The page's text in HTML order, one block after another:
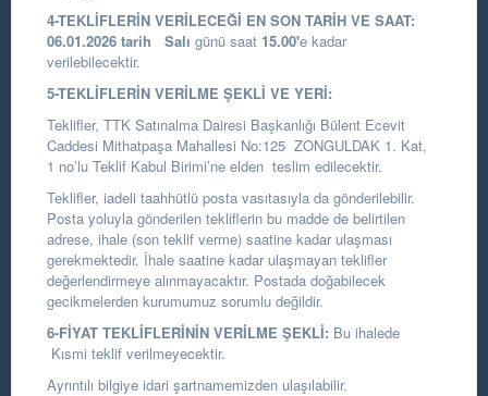
4-TEKLİFLERİN VERİLECEĞİ EN SON TARİH VE SAAT:
06.01.2026 tarih Salı günü saat 15.00'e kadar
verilebilecektir.
5-TEKLİFLERİN VERİLME ŞEKLİ VE YERİ:
Teklifler, TTK Satınalma Dairesi Başkanlığı Bülent Ecevit
Caddesi Mithatpaşa Mahallesi No:125 ZONGULDAK 1. Kat,
1 no’lu Teklif Kabul Birimi’ne elden teslim edilecektir.
Teklifler, iadeli taahhütlü posta vasıtasıyla da gönderilebilir.
Posta yoluyla gönderilen tekliflerin bu madde de belirtilen
adrese, ihale (son teklif verme) saatine kadar ulaşması
gerekmektedir. İhale saatine kadar ulaşmayan teklifler
değerlendirmeye alınmayacaktır. Postada doğabilecek
gecikmelerden kurumumuz sorumlu değildir.
6-FİYAT TEKLİFLERİNİN VERİLME ŞEKLİ: Bu ihalede
Kısmi teklif verilmeyecektir.
Ayrıntılı bilgiye idari şartnamemizden ulaşılabilir.